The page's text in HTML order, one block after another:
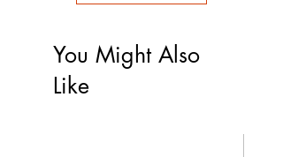
You Might Also
Like